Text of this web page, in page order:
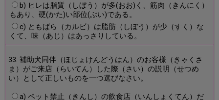
b) ヒレは脂質（しぼう）が多(おお)く、筋肉（きんにく）
もあり、硬(かた)い部位(ぶい)である。
c) ともばら（カルビ）は脂肪（しぼう）が少（すく）な
くて、味（あじ）はあっさりしている。
33. 補助犬同伴（ほじょけんどうはん）のお客様（きゃくさ
ま）がご来店（らいてん）した際（さい）の説明（せつめ
い）として正しいものを一つ選びなさい。
a) ペット禁止（きんし）の飲食店（いんしょくてん）だ